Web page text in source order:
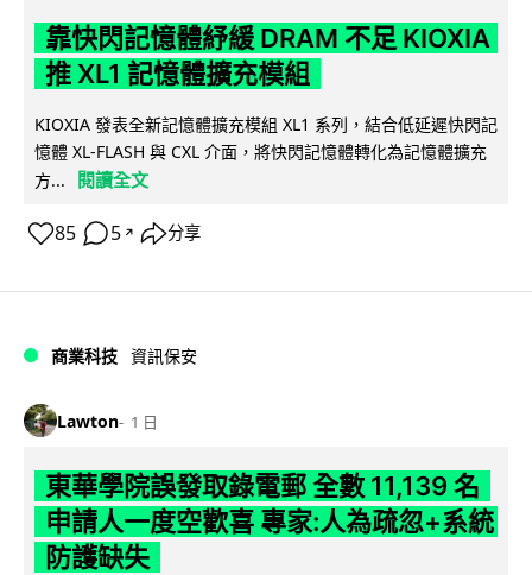
靠快閃記憶體紓緩 DRAM 不足 KIOXIA
推 XL1 記憶體擴充模組
KIOXIA 發表全新記憶體擴充模組 XL1 系列，結合低延遲快閃記
憶體 XL-FLASH 與 CXL 介面，將快閃記憶體轉化為記憶體擴充
方...
閱讀全文
85 5 ↗ 分享
商業科技 資訊保安
Lawton 1 日
東華學院誤發取錄電郵 全數 11,139 名
申請人一度空歡喜 專家:人為疏忽+系統
防護缺失